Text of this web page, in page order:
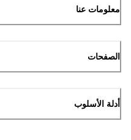
معلومات عنا
الصفحات
أدلة الأسلوب